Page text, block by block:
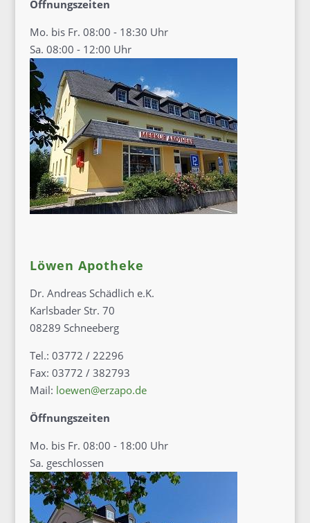
Öffnungszeiten
Mo. bis Fr. 08:00 - 18:30 Uhr
Sa. 08:00 - 12:00 Uhr
Löwen Apotheke
Dr. Andreas Schädlich e.K.
Karlsbader Str. 70
08289 Schneeberg
Tel.: 03772 / 22296
Fax: 03772 / 382793
Mail: loewen@erzapo.de
Öffnungszeiten
Mo. bis Fr. 08:00 - 18:00 Uhr
Sa. geschlossen